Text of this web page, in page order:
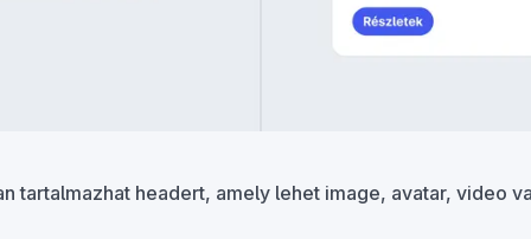
tartalmazhat headert, amely lehet image, avatar, video